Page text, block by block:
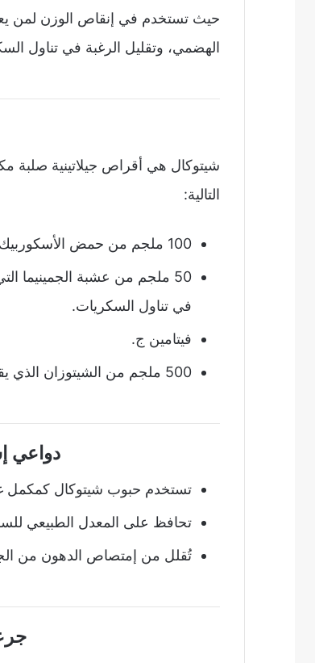
حيث تستخدم في إنقاص الوزن لمن
الهضمي، وتقليل الرغبة في تناول
شيتوكال هي أقراص جيلاتينية
التالية:
100 ملجم من حمض الأسكوربيك.
50 ملجم من عشبة الجمينيما
في تناول السكريات.
فيتامين ج.
500 ملجم من الشيتوزان الذي يقلل من إمتصاص الدهون من الجهاز الهضمي.
دواعي
تستخدم حبوب شيتوكال كمكمل
تحافظ على المعدل الطبيعي
تُقلل من إمتصاص الدهون من